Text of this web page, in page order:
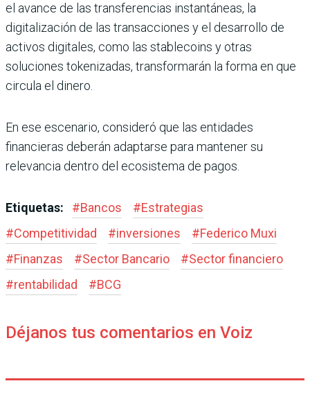
el avance de las transferencias instantáneas, la
digitalización de las transacciones y el desarrollo de
activos digitales, como las stablecoins y otras
soluciones tokenizadas, transformarán la forma en que
circula el dinero.
En ese escenario, consideró que las entidades
financieras deberán adaptarse para mantener su
relevancia dentro del ecosistema de pagos.
Etiquetas: #Bancos #Estrategias
#Competitividad #inversiones #Federico Muxi
#Finanzas #Sector Bancario #Sector financiero
#rentabilidad #BCG
Déjanos tus comentarios en Voiz